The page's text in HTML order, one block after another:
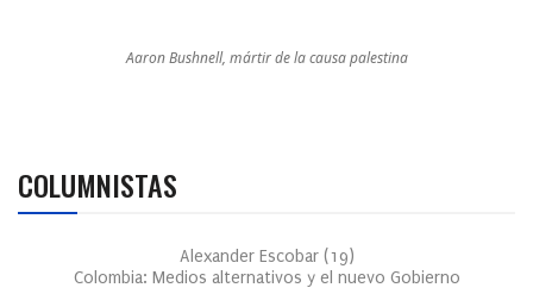
Aaron Bushnell, mártir de la causa palestina
COLUMNISTAS
Alexander Escobar (19)
Colombia: Medios alternativos y el nuevo Gobierno